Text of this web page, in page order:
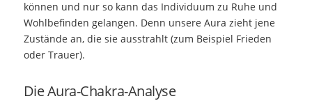
können und nur so kann das Individuum zu Ruhe und
Wohlbefinden gelangen. Denn unsere Aura zieht jene
Zustände an, die sie ausstrahlt (zum Beispiel Frieden
oder Trauer).
Die Aura-Chakra-Analyse